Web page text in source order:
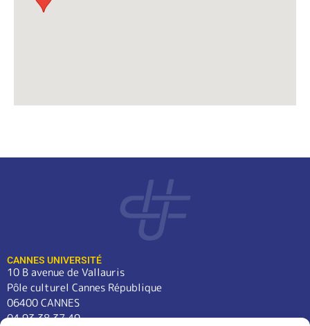
CANNES UNIVERSITÉ
10 B avenue de Vallauris
Pôle culturel Cannes République
06400 CANNES
04 93 38 37 49